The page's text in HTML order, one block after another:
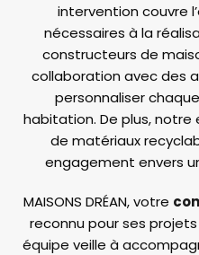
intervention couvre
nécessaires à la
constructeurs de
collaboration avec des
personnaliser
habitation. De plus, notre
de matériaux
engagement envers
MAISONS DRÉAN, votre
reconnu pour ses
équipe veille à